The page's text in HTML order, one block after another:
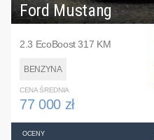
Ford Mustang
2.3 EcoBoost 317 KM
BENZYNA
CENA ŚREDNIA
77 000 zł
OCENY